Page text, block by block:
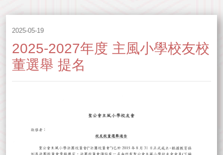
2025-05-19
2025-2027年度 主風小學校友校
董選舉 提名